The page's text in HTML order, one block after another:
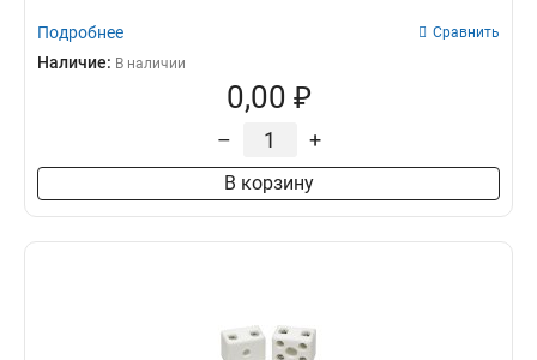
Подробнее Сравнить
Наличие: В наличии
0,00 ₽
– +
В корзину